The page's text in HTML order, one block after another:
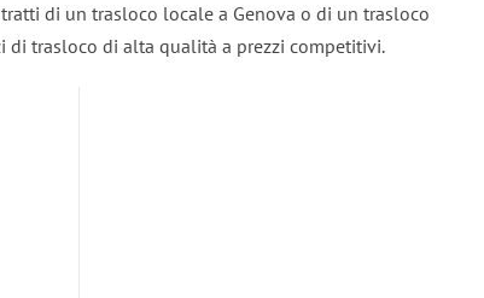
di un trasloco locale a Genova o di un trasloco
di trasloco di alta qualità a prezzi competitivi.